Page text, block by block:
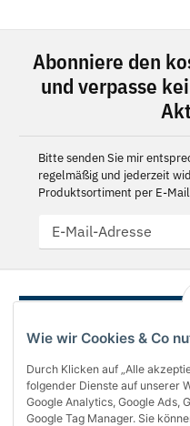
Wie wir Cookies & Co
Durch Klicken auf „Alle
folgender Dienste auf unserer
Google Analytics, Google Ads,
Google Tag Manager. Sie
Abonniere den
und verpasse
Bitte senden Sie mir
regelmäßig und jederzeit
Produktsortiment per E-